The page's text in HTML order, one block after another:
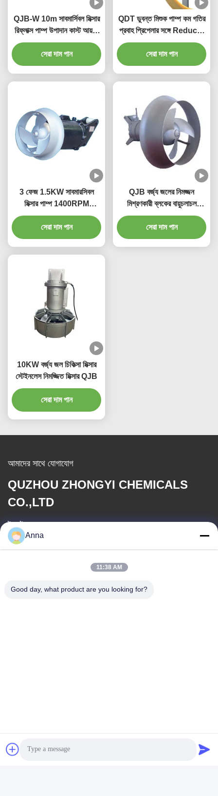
QJB-W 10m সাবমার্সিবল মিক্সার
রিফ্লাক্স পাম্প উপাদান কাস্ট আয়রন
স্টেইনলেস স্টিলের উপর
সেরা দাম পান
QDT ডুবন্ত মিশুক পাম্প কম গতির
প্রবাহ প্রিপেলার সঙ্গে Reducer
উপাদান ঢালাই লোহা স্টেইনলেস স্টীল
সেরা দাম পান
3 ফেজ 1.5KW সাবমারসিবল
মিক্সার পাম্প 1400RPM
260mm 250N ওয়াটার ট্রিটমেন্ট
মিক্সার
সেরা দাম পান
QJB বর্জ্য জলের নিমজ্জন
মিশ্রণকারী ব্লকের বায়ুচলাচল
ট্যাঙ্কের জন্য উচ্চ চাপ
সেরা দাম পান
10KW বর্জ্য জল চিকিত্সা মিক্সার
স্টেইনলেস নিমজ্জিত মিক্সার QJB
সেরা দাম পান
আমাদের সাথে যোগাযোগ
QUZHOU ZHONGYI CHEMICALS
CO.,LTD
ই-মেইল
Anna
11:38 AM
Good day, what product are you looking for?